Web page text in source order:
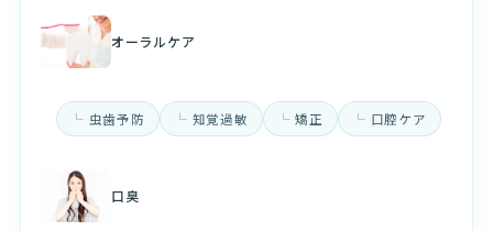
オーラルケア
虫歯予防 知覚過敏 矯正 口腔ケア
口臭